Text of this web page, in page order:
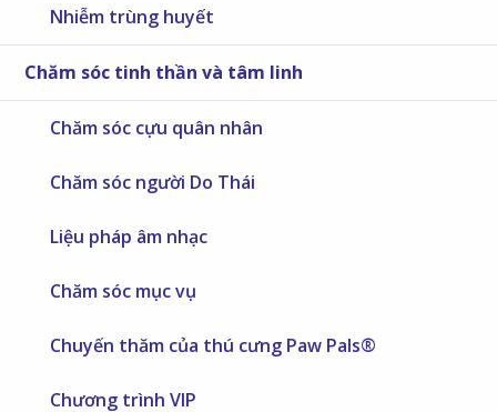
Nhiễm trùng huyết
Chăm sóc tinh thần và tâm linh
Chăm sóc cựu quân nhân
Chăm sóc người Do Thái
Liệu pháp âm nhạc
Chăm sóc mục vụ
Chuyến thăm của thú cưng Paw Pals®
Chương trình VIP